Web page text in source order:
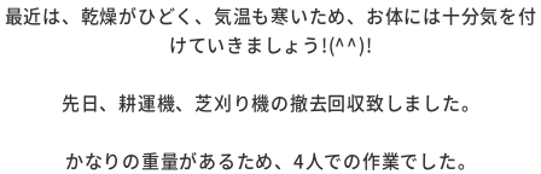
最近は、乾燥がひどく、気温も寒いため、お体には十分気を付
けていきましょう!(^^)!
先日、耕運機、芝刈り機の撤去回収致しました。
かなりの重量があるため、4人での作業でした。